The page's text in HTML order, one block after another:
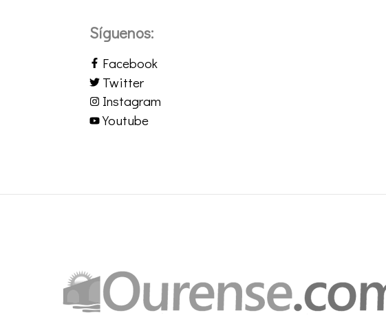
Síguenos:
Facebook
Twitter
Instagram
Youtube